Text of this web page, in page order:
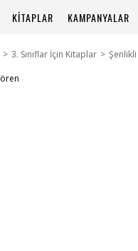
KİTAPLAR KAMPANYALAR
3. Sınıflar İçin Kitaplar